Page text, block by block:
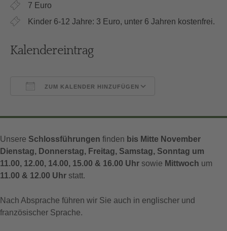
7 Euro
Kinder 6-12 Jahre: 3 Euro, unter 6 Jahren kostenfrei.
Kalendereintrag
ZUM KALENDER HINZUFÜGEN
Unsere Schlossführungen finden bis Mitte November
Dienstag, Donnerstag, Freitag, Samstag, Sonntag um
11.00, 12.00, 14.00, 15.00 & 16.00 Uhr sowie Mittwoch um
11.00 & 12.00 Uhr statt.
Nach Absprache führen wir Sie auch in englischer und
französischer Sprache.